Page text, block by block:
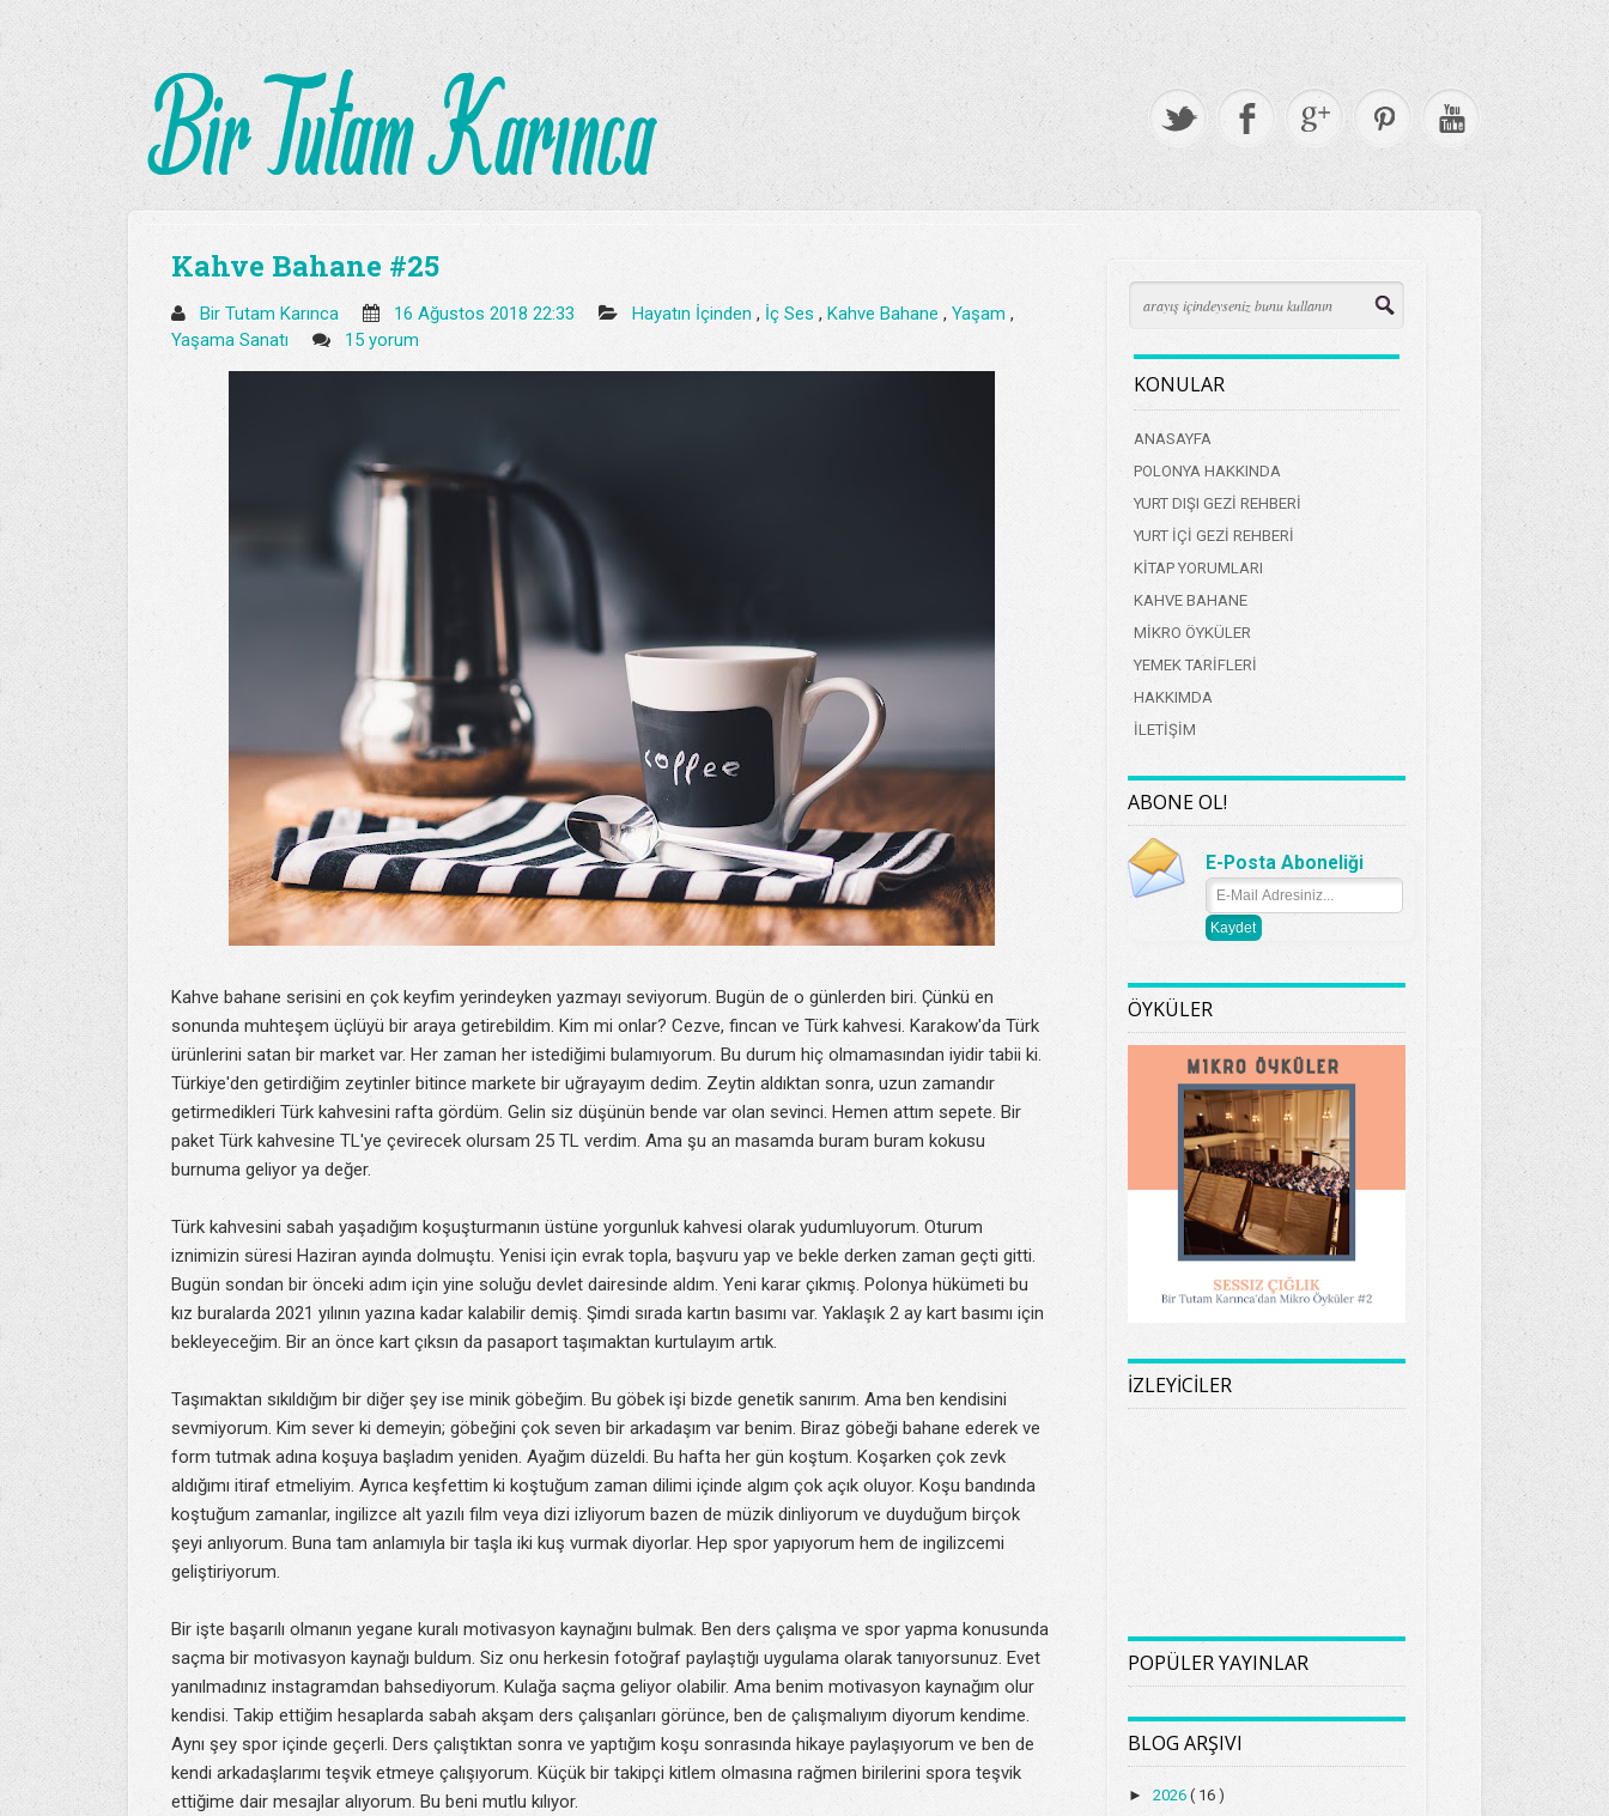
Kahve Bahane #25
Bir Tutam Karınca 16 Ağustos 2018 22:33 Hayatın İçinden , İç Ses , Kahve Bahane , Yaşam ,
Yaşama Sanatı
15 yorum
Kahve bahane serisini en çok keyfim yerindeyken yazmayı seviyorum. Bugün de o günlerden biri. Çünkü en
sonunda muhteşem üçlüyü bir araya getirebildim. Kim mi onlar? Cezve, fincan ve Türk kahvesi. Karakow'da Türk
ürünlerini satan bir market var. Her zaman her istediğimi bulamıyorum. Bu durum hiç olmamasından iyidir tabii ki.
Türkiye'den getirdiğim zeytinler bitince markete bir uğrayayım dedim. Zeytin aldıktan sonra, uzun zamandır
getirmedikleri Türk kahvesini rafta gördüm. Gelin siz düşünün bende var olan sevinci. Hemen attım sepete. Bir
paket Türk kahvesine TL'ye çevirecek olursam 25 TL verdim. Ama şu an masamda buram buram kokusu
burnuma geliyor ya değer.
Türk kahvesini sabah yaşadığım koşuşturmanın üstüne yorgunluk kahvesi olarak yudumluyorum. Oturum
iznimizin süresi Haziran ayında dolmuştu. Yenisi için evrak topla, başvuru yap ve bekle derken zaman geçti gitti.
Bugün sondan bir önceki adım için yine soluğu devlet dairesinde aldım. Yeni karar çıkmış. Polonya hükümeti bu
kız buralarda 2021 yılının yazına kadar kalabilir demiş. Şimdi sırada kartın basımı var. Yaklaşık 2 ay kart basımı için
bekleyeceğim. Bir an önce kart çıksın da pasaport taşımaktan kurtulayım artık.
Taşımaktan sıkıldığım bir diğer şey ise minik göbeğim. Bu göbek işi bizde genetik sanırım. Ama ben kendisini
sevmiyorum. Kim sever ki demeyin; göbeğini çok seven bir arkadaşım var benim. Biraz göbeği bahane ederek ve
form tutmak adına koşuya başladım yeniden. Ayağım düzeldi. Bu hafta her gün koştum. Koşarken çok zevk
aldığımı itiraf etmeliyim. Ayrıca keşfettim ki koştuğum zaman dilimi içinde algım çok açık oluyor. Koşu bandında
koştuğum zamanlar, ingilizce alt yazılı film veya dizi izliyorum bazen de müzik dinliyorum ve duyduğum birçok
şeyi anlıyorum. Buna tam anlamıyla bir taşla iki kuş vurmak diyorlar. Hep spor yapıyorum hem de ingilizcemi
geliştiriyorum.
Bir işte başarılı olmanın yegane kuralı motivasyon kaynağını bulmak. Ben ders çalışma ve spor yapma konusunda
saçma bir motivasyon kaynağı buldum. Siz onu herkesin fotoğraf paylaştığı uygulama olarak tanıyorsunuz. Evet
yanılmadınız instagramdan bahsediyorum. Kulağa saçma geliyor olabilir. Ama benim motivasyon kaynağım olur
kendisi. Takip ettiğim hesaplarda sabah akşam ders çalışanları görünce, ben de çalışmalıyım diyorum kendime.
Aynı şey spor içinde geçerli. Ders çalıştıktan sonra ve yaptığım koşu sonrasında hikaye paylaşıyorum ve ben de
kendi arkadaşlarımı teşvik etmeye çalışıyorum. Küçük bir takipçi kitlem olmasına rağmen birilerini spora teşvik
ettiğime dair mesajlar alıyorum. Bu beni mutlu kılıyor.
KONULAR
ANASAYFA
POLONYA HAKKINDA
YURT DIŞI GEZİ REHBERİ
YURT İÇİ GEZİ REHBERİ
KİTAP YORUMLARI
KAHVE BAHANE
MİKRO ÖYKÜLER
YEMEK TARİFLERİ
HAKKIMDA
İLETİŞİM
ABONE OL!
E-Posta Aboneliği
ÖYKÜLER
İZLEYİCİLER
POPÜLER YAYINLAR
BLOG ARŞIVI
►2026( 16 )